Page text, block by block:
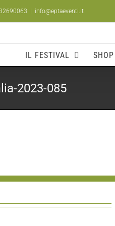
info@eptaeventi.it
IL FESTIVAL SHOP
2023-085